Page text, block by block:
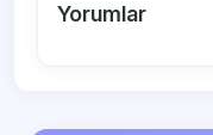
Yorumlar